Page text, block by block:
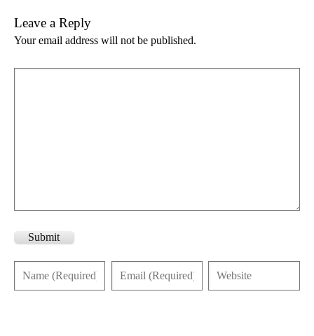
Leave a Reply
Your email address will not be published.
Submit